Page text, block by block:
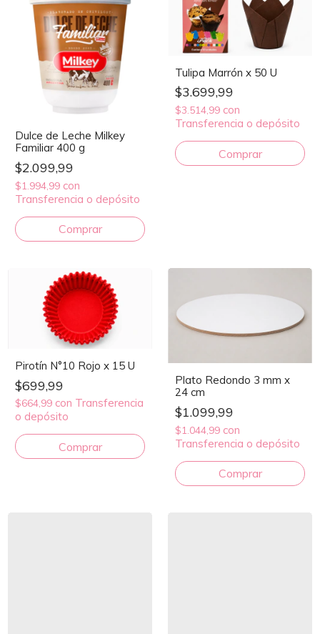
Dulce de Leche Milkey
Familiar 400 g
$2.099,99
$1.994,99 con
Transferencia o depósito
Tulipa Marrón x 50 U
$3.699,99
$3.514,99 con
Transferencia o depósito
Pirotín N°10 Rojo x 15 U
$699,99
$664,99 con Transferencia
o depósito
Plato Redondo 3 mm x
24 cm
$1.099,99
$1.044,99 con
Transferencia o depósito